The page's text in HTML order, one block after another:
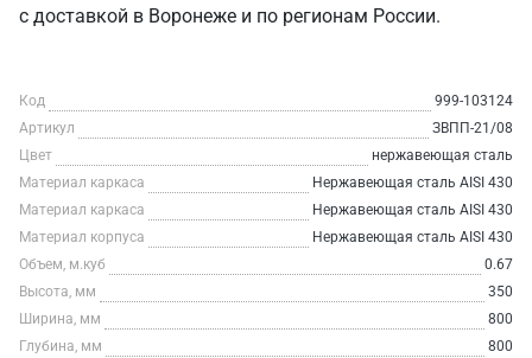
с доставкой в Воронеже и по регионам России.
Код
999-103124
Артикул
ЗВПП-21/08
Цвет
нержавеющая сталь
Материал каркаса
Нержавеющая сталь AISI 430
Материал каркаса
Нержавеющая сталь AISI 430
Материал корпуса
Нержавеющая сталь AISI 430
Объем, м.куб
0.67
Высота, мм
350
Ширина, мм
800
Глубина, мм
800